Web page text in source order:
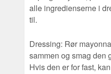
alle ingredienserne i
til.
Dressing: Rør
sammen og smag den
Hvis den er for fast,